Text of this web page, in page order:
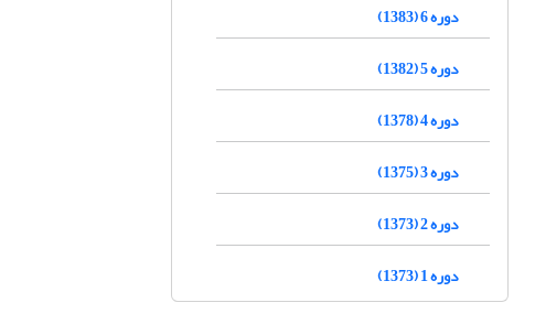
دوره 6 (1383)
دوره 5 (1382)
دوره 4 (1378)
دوره 3 (1375)
دوره 2 (1373)
دوره 1 (1373)